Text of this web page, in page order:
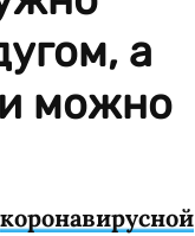
а
можно
коронавирусной